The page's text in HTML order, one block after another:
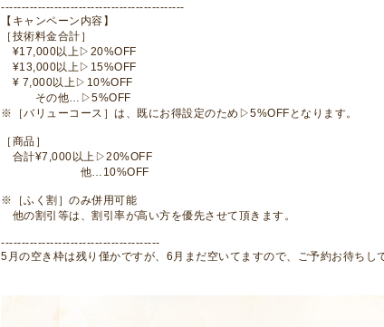
---------------------------------------------
【キャンペーン内容】
［技術料金合計］
¥17,000以上▷20%OFF
¥13,000以上▷15%OFF
¥ 7,000以上▷10%OFF
その他…▷5%OFF
※［バリューコース］は、既にお得設定のため▷5%OFFとなります。
［商品］
合計¥7,000以上▷20%OFF
他…10%OFF
※［ふく割］のみ併用可能
他の割引等は、割引率が高い方を優先させて頂きます。
---------------------------------------
5月の空き枠は残り僅かですが、6月まだ空いてますので、ご予約お待ちし